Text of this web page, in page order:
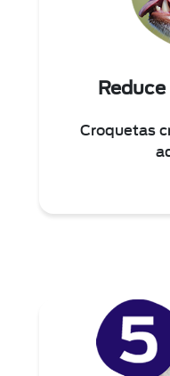
Croquetas